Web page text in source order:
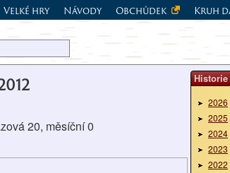
Velké hry Návody Obchůdek Kruh
Historie
2026
2025
2024
2023
2022
20, měsíční 0